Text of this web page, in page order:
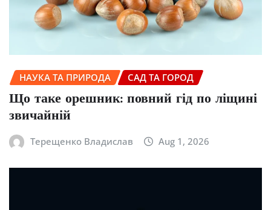
НАУКА ТА ПРИРОДА САД ТА ГОРОД
Що таке орешник: повний гід по ліщині
звичайній
Терещенко Владислав Aug 1, 2026